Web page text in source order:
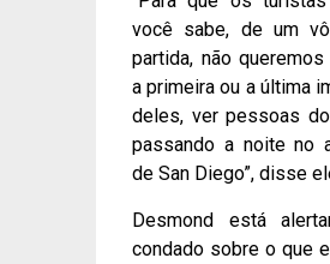
você sabe, de um
partida, não
a primeira ou a última
deles, ver pessoas
passando a noite no
de San Diego”, disse
Desmond está
condado sobre o que